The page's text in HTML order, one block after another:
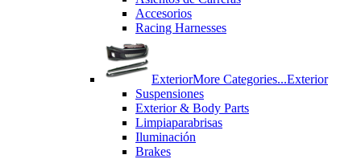
Accesorios
Racing Harnesses
ExteriorMore Categories...Exterior
Suspensiones
Exterior & Body Parts
Limpiaparabrisas
Iluminación
Brakes